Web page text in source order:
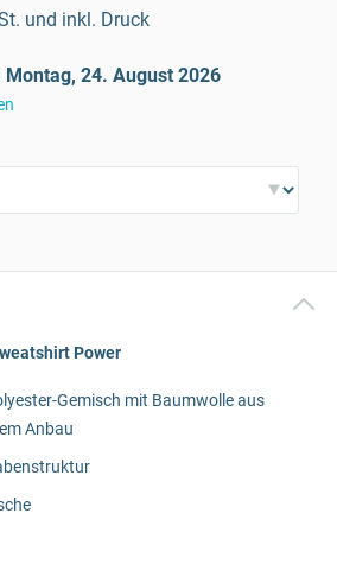
und inkl. Druck
Montag, 24. August 2026
Power
Gemisch mit Baumwolle aus
Anbau